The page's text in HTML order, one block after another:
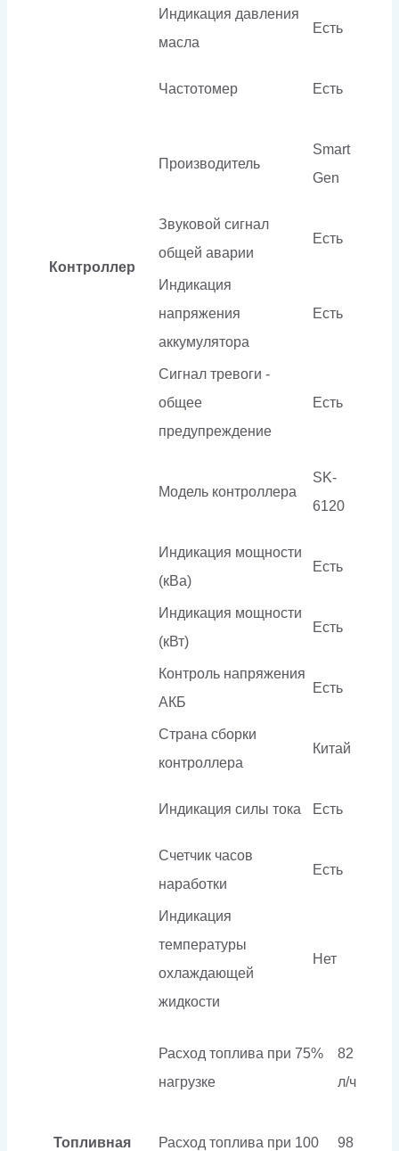
Контроллер
Индикация давления
масла
Есть
Частотомер Есть
Производитель
Smart
Gen
Звуковой сигнал
общей аварии
Есть
Индикация
напряжения
аккумулятора
Есть
Сигнал тревоги -
общее
предупреждение
Есть
Модель контроллера
SK-
6120
Индикация мощности
(кВа)
Есть
Индикация мощности
(кВт)
Есть
Контроль напряжения
АКБ
Есть
Страна сборки
контроллера
Китай
Индикация силы тока Есть
Счетчик часов
наработки
Есть
Индикация
температуры
охлаждающей
жидкости
Нет
Топливная
Расход топлива при 75%
нагрузке
82
л/ч
Расход топлива при 100
98